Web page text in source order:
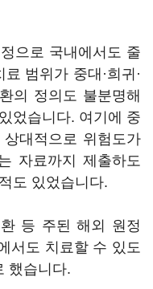
으로 국내에서도 줄
범위가 중대·희귀·
의 정의도 불분명해
었습니다. 여기에 중
대적으로 위험도가
자료까지 제출하도
도 있었습니다.
등 주된 해외 원정
서도 치료할 수 있도
했습니다.